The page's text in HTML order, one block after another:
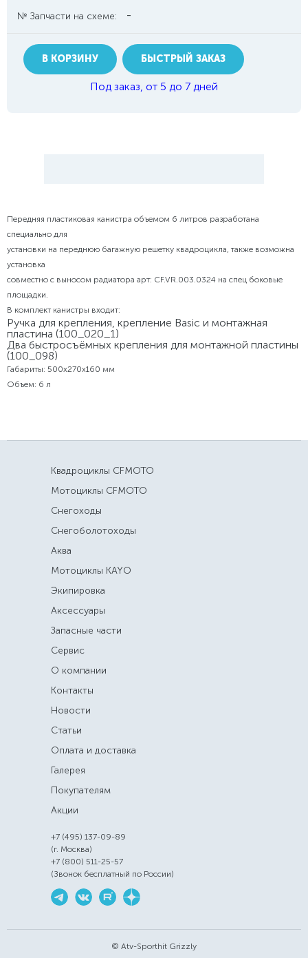
№ Запчасти на схеме: -
В КОРЗИНУ БЫСТРЫЙ ЗАКАЗ
Под заказ, от 5 до 7 дней
Передняя пластиковая канистра объемом 6 литров разработана
специально для
установки на переднюю багажную решетку квадроцикла, также возможна
установка
совместно с выносом радиатора арт: CF.VR.003.0324 на спец боковые
площадки.
В комплект канистры входит:
Ручка для крепления, крепление Basic и монтажная
пластина (100_020_1)
Два быстросъёмных крепления для монтажной пластины
(100_098)
Габариты: 500х270х160 мм
Объем: 6 л
Квадроциклы CFMOTO
Мотоциклы CFMOTO
Снегоходы
Снегоболотоходы
Аква
Мотоциклы KAYO
Экипировка
Аксессуары
Запасные части
Сервис
О компании
Контакты
Новости
Статьи
Оплата и доставка
Галерея
Покупателям
Акции
+7 (495) 137-09-89
(г. Москва)
+7 (800) 511-25-57
(Звонок бесплатный по России)
© Atv-Sporthit Grizzly